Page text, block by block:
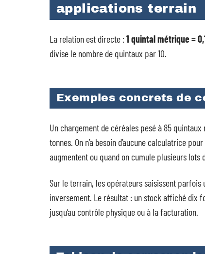
applications terrain
La relation est directe :1 quintal métrique =
divise le nombre de quintaux par 10.
Exemples concrets de
Un chargement de céréales pesé à 85 quintaux
tonnes. On n’a besoin d’aucune calculatrice
augmentent ou quand on cumule plusieurs lots
Sur le terrain, les opérateurs saisissent parfois
inversement. Le résultat : un stock affiché dix
jusqu’au contrôle physique ou à la facturation.